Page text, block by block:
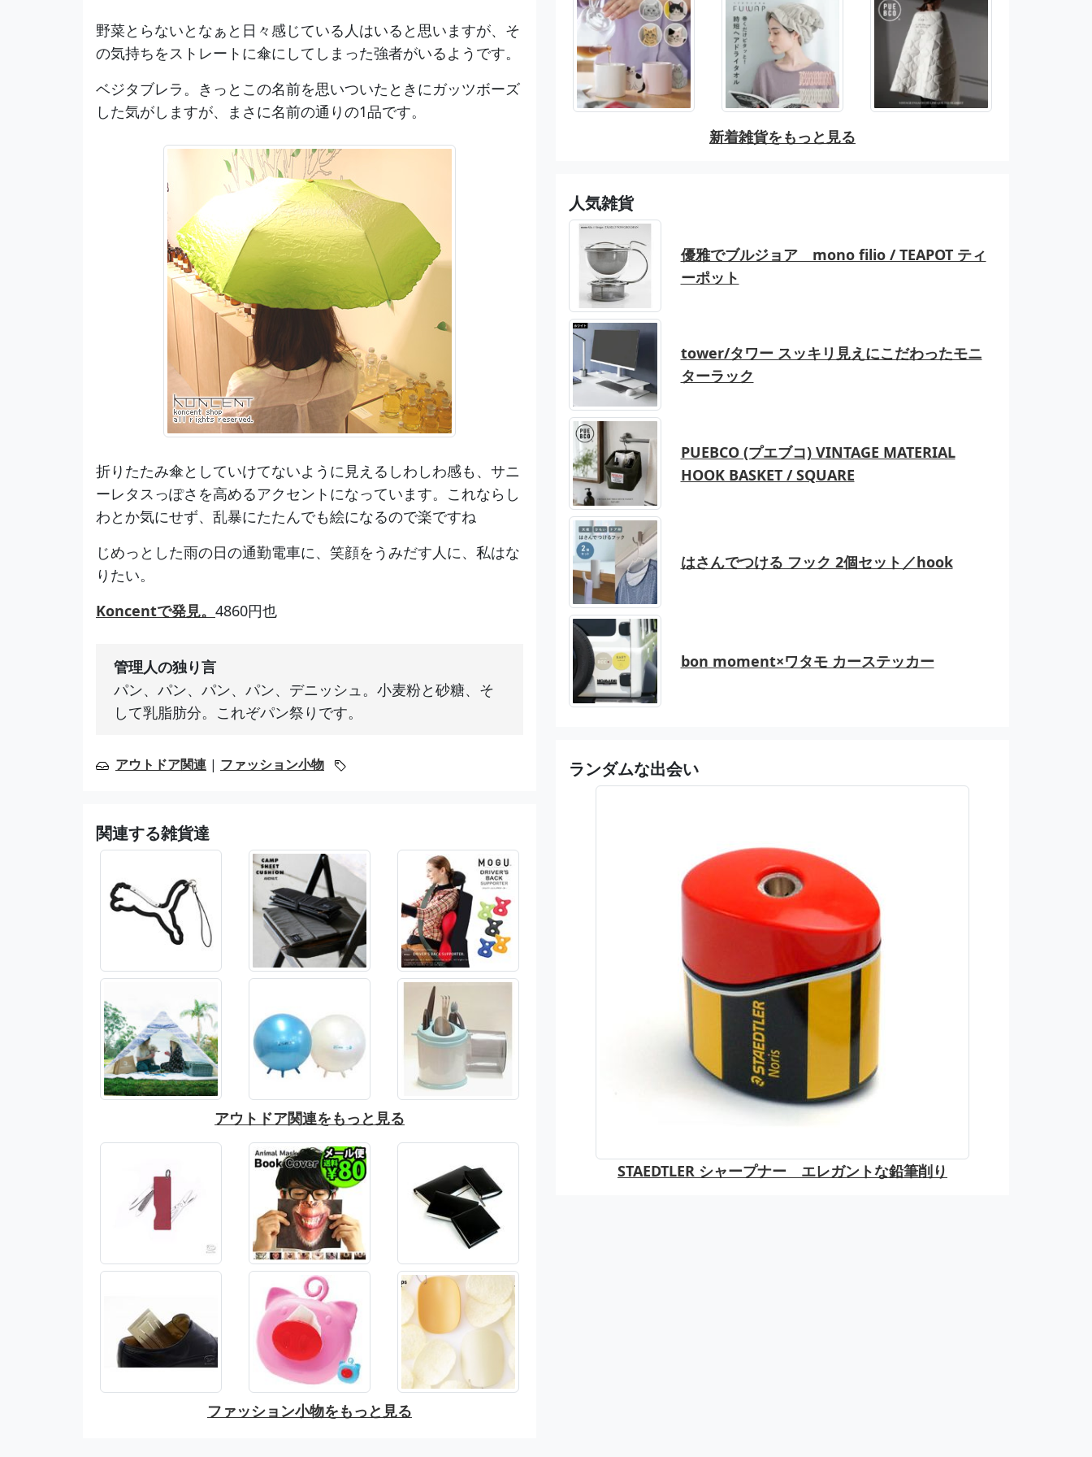
野菜とらないとなぁと日々感じている人はいると思いますが、そ
の気持ちをストレートに傘にしてしまった強者がいるようです。
ベジタブレラ。きっとこの名前を思いついたときにガッツボーズ
した気がしますが、まさに名前の通りの1品です。
折りたたみ傘としていけてないように見えるしわしわ感も、サニ
ーレタスっぽさを高めるアクセントになっています。これならし
わとか気にせず、乱暴にたたんでも絵になるので楽ですね
じめっとした雨の日の通勤電車に、笑顔をうみだす人に、私はな
りたい。
Koncentで発見。 4860円也
管理人の独り言
パン、パン、パン、パン、デニッシュ。小麦粉と砂糖、そ
して乳脂肪分。これぞパン祭りです。
アウトドア関連 | ファッション小物
関連する雑貨達
アウトドア関連をもっと見る
ファッション小物をもっと見る
新着雑貨をもっと見る
人気雑貨
優雅でブルジョア mono filio / TEAPOT ティ
ーポット
tower/タワー スッキリ見えにこだわったモニ
ターラック
PUEBCO (プエブコ) VINTAGE MATERIAL
HOOK BASKET / SQUARE
はさんでつける フック 2個セット／hook
bon moment×ワタモ カーステッカー
ランダムな出会い
STAEDTLER シャープナー エレガントな鉛筆削り